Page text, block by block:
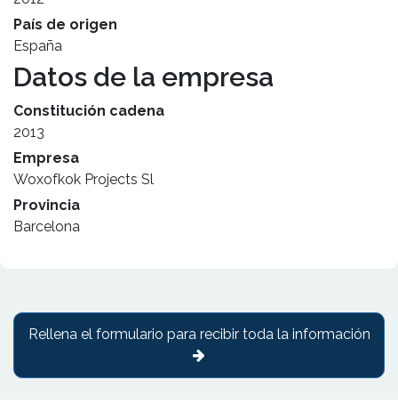
País de origen
España
Datos de la empresa
Constitución cadena
2013
Empresa
Woxofkok Projects Sl
Provincia
Barcelona